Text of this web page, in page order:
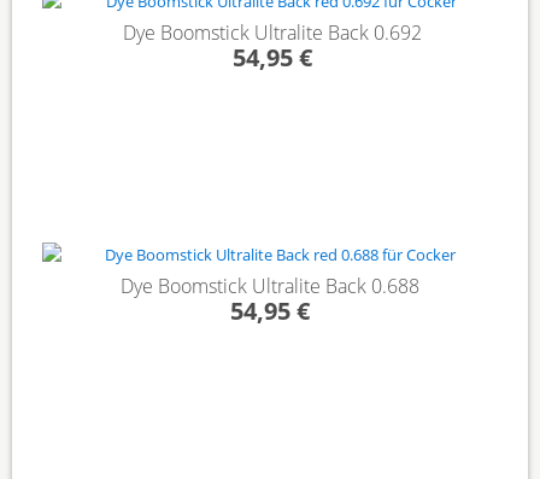
Dye Boomstick Ultralite Back 0.692
54,95 €
Dye Boomstick Ultralite Back 0.688
54,95 €